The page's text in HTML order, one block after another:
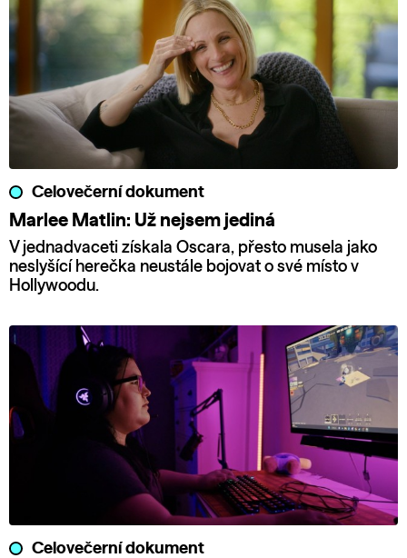
Celovečerní dokument
Marlee Matlin: Už nejsem jediná
V jednadvaceti získala Oscara, přesto musela jako
neslyšící herečka neustále bojovat o své místo v
Hollywoodu.
Celovečerní dokument